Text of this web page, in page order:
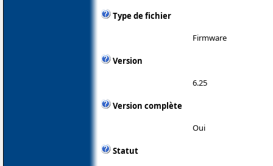
Type de fichier
Firmware
Version
6.25
Version complète
Oui
Statut